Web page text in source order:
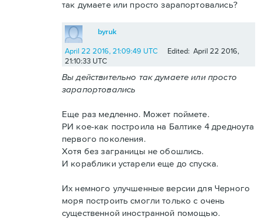
так думаете или просто зарапортовались?
byruk
April 22 2016, 21:09:49 UTC
Edited: April 22 2016,
21:10:33 UTC
Вы действительно так думаете или просто
зарапортовались
Еще раз медленно. Может поймете.
РИ кое-как построила на Балтике 4 дредноута
первого поколения.
Хотя без заграницы не обошлись.
И кораблики устарели еще до спуска.
Их немного улучшенные версии для Черного
моря построить смогли только с очень
существенной иностранной помощью.